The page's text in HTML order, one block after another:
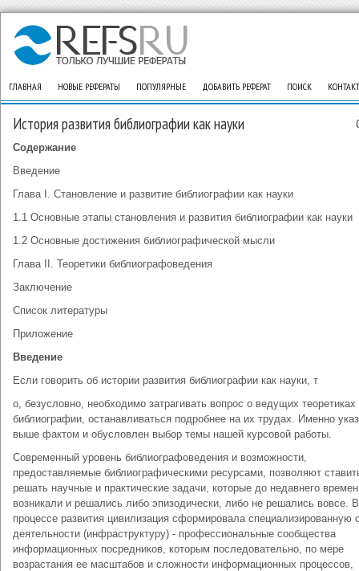
ГЛАВНАЯ НОВЫЕ РЕФЕРАТЫ ПОПУЛЯРНЫЕ ДОБАВИТЬ РЕФЕРАТ ПОИСК
История развития библиографии как науки
Содержание
Введение
Глава I. Становление и развитие библиографии как науки
1.1 Основные этапы становления и развития библиографии как науки
1.2 Основные достижения библиографической мысли
Глава II. Теоретики библиографоведения
Заключение
Список литературы
Приложение
Введение
Если говорить об истории развития библиографии как науки, т
о, безусловно, необходимо затрагивать вопрос о ведущих теоретиках
библиографии, останавливаться подробнее на их трудах. Именно
выше фактом и обусловлен выбор темы нашей курсовой работы.
Современный уровень библиографоведения и возможности,
предоставляемые библиографическими ресурсами, позволяют
решать научные и практические задачи, которые до недавнего
возникали и решались либо эпизодически, либо не решались вовсе. В
процессе развития цивилизация сформировала специализированную
деятельности (инфраструктуру) - профессиональные сообщества
информационных посредников, которым последовательно, по мере
возрастания ее масштабов и сложности информационных процессов,